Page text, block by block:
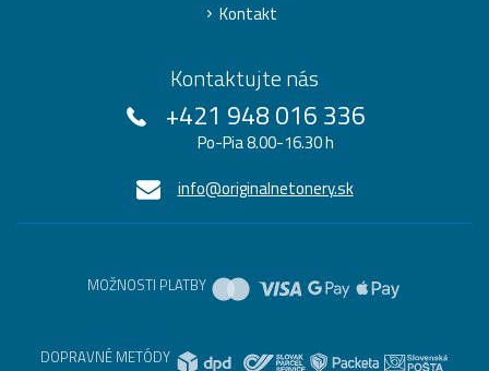
Kontakt
Kontaktujte nás
+421 948 016 336
Po-Pia 8.00-16.30 h
info@originalnetonery.sk
MOŽNOSTI PLATBY
DOPRAVNÉ METÓDY